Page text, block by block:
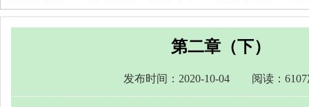
第二章（下）
发布时间：2020-10-04 阅读：6107